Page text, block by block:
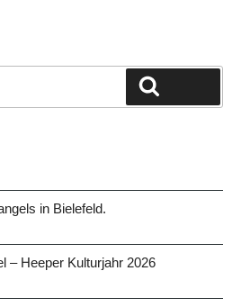
in Bielefeld.
– Heeper Kulturjahr 2026